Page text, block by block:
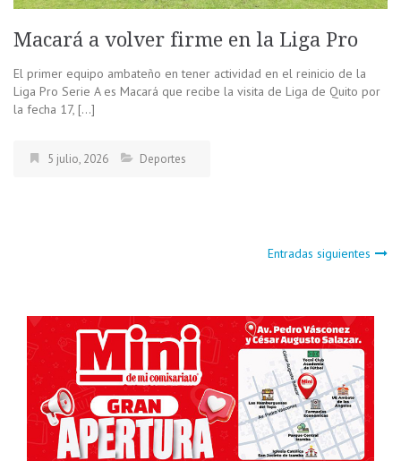
Macará a volver firme en la Liga Pro
El primer equipo ambateño en tener actividad en el reinicio de la
Liga Pro Serie A es Macará que recibe la visita de Liga de Quito por
la fecha 17, […]
5 julio, 2026 Deportes
de
entradas
Entradas siguientes